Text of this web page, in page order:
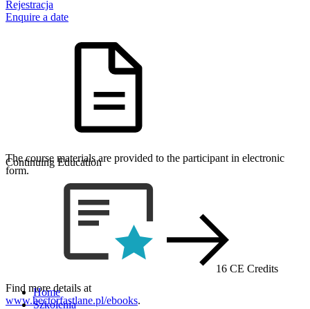
Rejestracja
Enquire a date
The course materials are provided to the participant in electronic
form.
Find more details at
www.hectorfastlane.pl/ebooks.
Continuing Education
16 CE Credits
Home
Szkolenia